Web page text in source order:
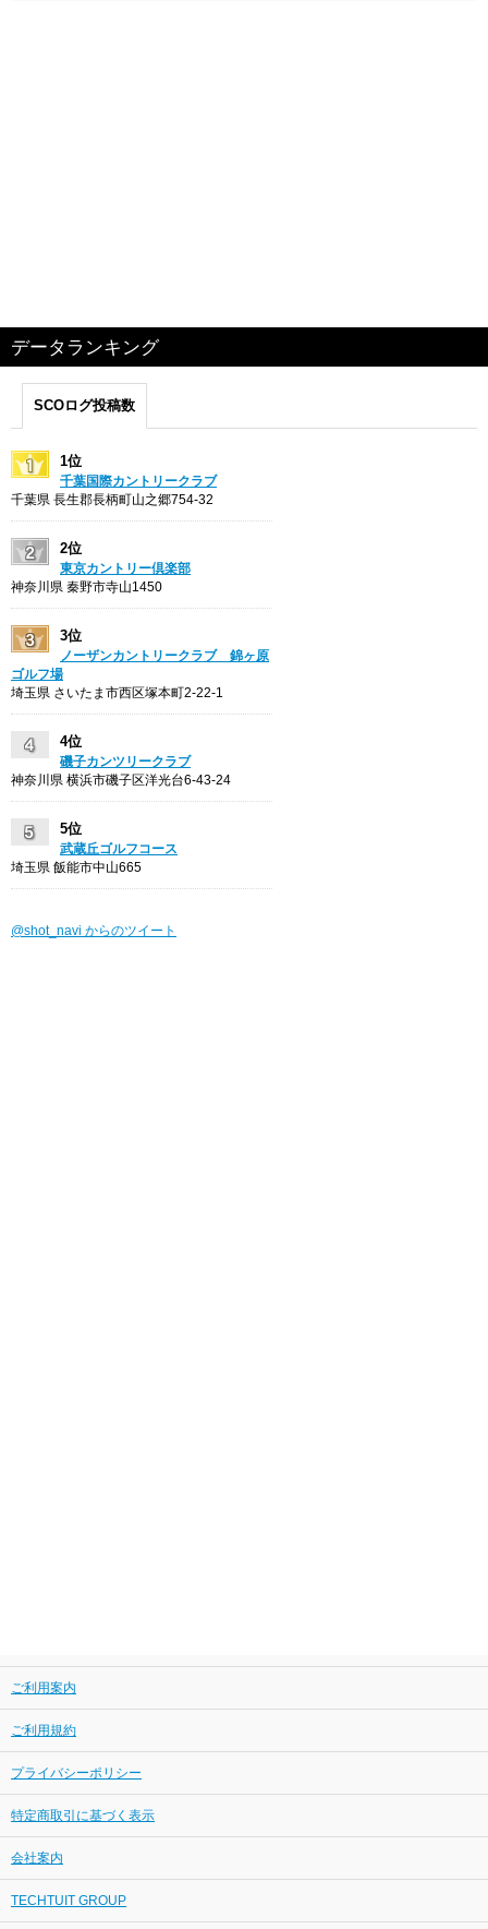
データランキング
SCOログ投稿数
1位
千葉国際カントリークラブ
千葉県 長生郡長柄町山之郷754-32
2位
東京カントリー倶楽部
神奈川県 秦野市寺山1450
3位
ノーザンカントリークラブ 錦ヶ原
ゴルフ場
埼玉県 さいたま市西区塚本町2-22-1
4位
磯子カンツリークラブ
神奈川県 横浜市磯子区洋光台6-43-24
5位
武蔵丘ゴルフコース
埼玉県 飯能市中山665
@shot_navi からのツイート
ご利用案内
ご利用規約
プライバシーポリシー
特定商取引に基づく表示
会社案内
TECHTUIT GROUP